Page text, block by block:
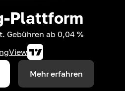
Plattform
Gebühren ab 0,04 %
Mehr erfahren